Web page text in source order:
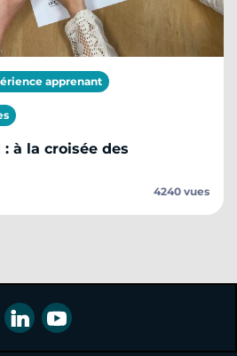
apprenant
: à la croisée des
4240 vues